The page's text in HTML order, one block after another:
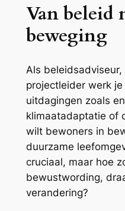
Van beleid
beweging
Als
projectleider werk
uitdagingen zoals
klimaatadaptatie of
wilt bewoners in
duurzame
cruciaal, maar hoe
bewustwording,
verandering?